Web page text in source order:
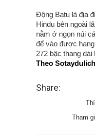
Động Batu là địa
Hindu bên ngoài
nằm ở ngọn núi
để vào được
272 bậc thang dài
Theo Sotaydulich
Share:
Tham